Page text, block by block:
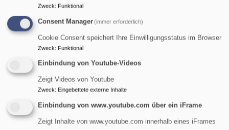
stehen wir natürlich auch bereit.
In seelischen Notfällen, in denen Sie bei uns niemanden
erreichen, wenden Sie sich bitte an dieTelefonseelsorge
0800 111 01 1111.
Wenn Sie mit dem Gedanken spielen, wieder oder auch
zum ersten Mal in die Kirche einzutreten,
auch gerne. Hier finden Sie weitere Informationen
Kircheneintritt.
Zweck: Funktional
Consent Manager(immer erforderlich)
Cookie Consent speichert Ihre Einwilligungsstatus im Browser
Zweck: Funktional
Einbindung von Youtube-Videos
Zeigt Videos von Youtube
Zweck: Eingebettete externe Inhalte
Einbindung von www.youtube.com über ein iFrame
Zeigt Inhalte von www.youtube.com innerhalb eines iFrames